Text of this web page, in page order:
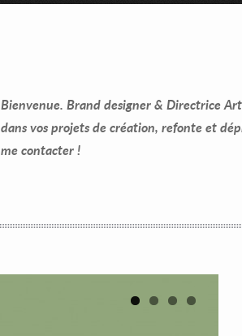
Bienvenue. Brand designer & Directrice
dans vos projets de création, refonte et
me contacter !
1 2 3 4